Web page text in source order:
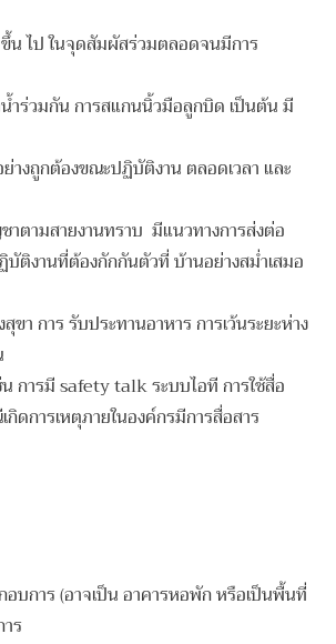
น ไป ในจุดสัมผัสร่วมตลอดจนมีการ
ำร่วมกัน การสแกนนิ้วมือลูกบิด เป็นต้น มี
งถูกต้องขณะปฏิบัติงาน ตลอดเวลา และ
ตามสายงานทราบ มีแนวทางการส่งต่อ
ติงานที่ต้องกักกันตัวที่ บ้านอย่างสม่ำเสมอ
า การ รับประทานอาหาร การเว้นระยะห่าง
การมี safety talk ระบบไอที การใช้สื่อ
การเหตุภายในองค์กรมีการสื่อสาร
การ (อาจเป็น อาคารหอพัก หรือเป็นพื้นที่
ร